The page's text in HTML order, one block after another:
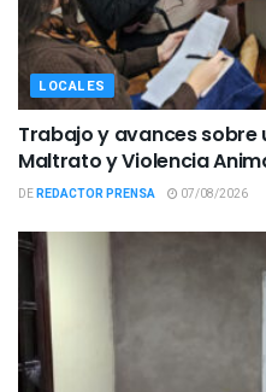
LOCALES
Trabajo y avances
Maltrato y Violencia
DEREDACTOR PRENSA 07/08/2026